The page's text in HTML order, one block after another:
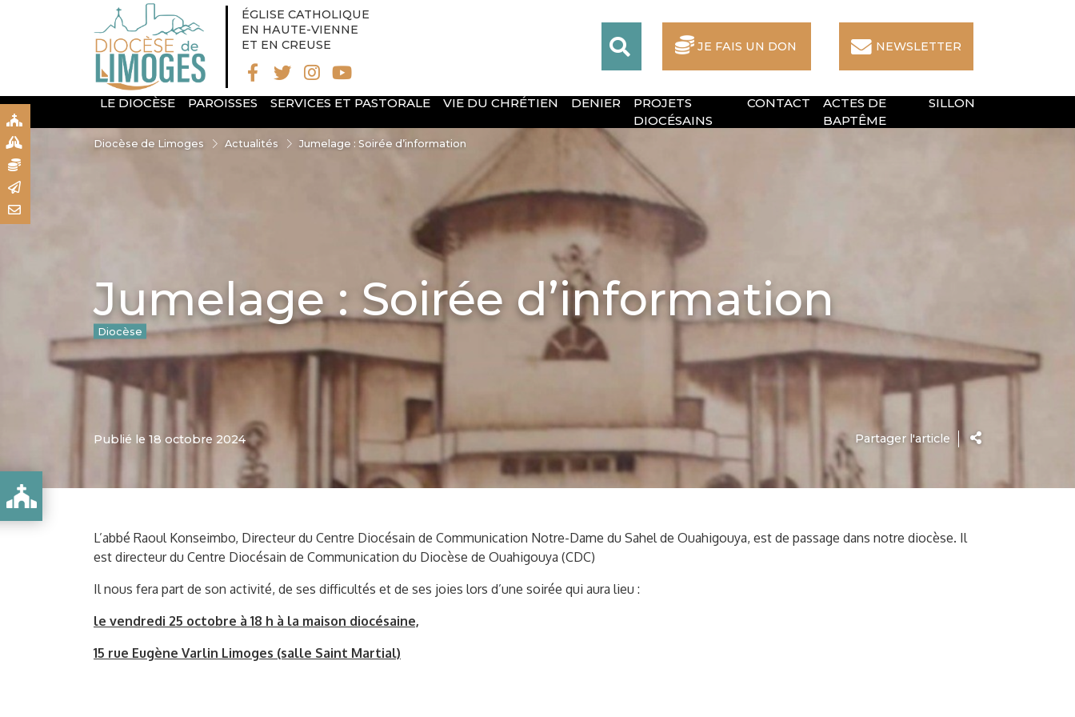
ÉGLISE CATHOLIQUE
EN HAUTE-VIENNE
ET EN CREUSE
JE FAIS UN DON NEWSLETTER
LE DIOCÈSE PAROISSES SERVICES ET PASTORALE VIE DU CHRÉTIEN DENIER
PROJETS
DIOCÉSAINS
CONTACT
ACTES DE
BAPTÊME
SILLON
Diocèse de Limoges Actualités Jumelage : Soirée d’information
Jumelage : Soirée d’information
Diocèse
Partager l'article
Publié le 18 octobre 2024
L’abbé Raoul Konseimbo, Directeur du Centre Diocésain de Communication Notre-Dame du Sahel de Ouahigouya, est de passage dans notre diocèse. Il
est directeur du Centre Diocésain de Communication du Diocèse de Ouahigouya (CDC)
Il nous fera part de son activité, de ses difficultés et de ses joies lors d’une soirée qui aura lieu :
le vendredi 25 octobre à 18 h à la maison diocésaine,
15 rue Eugène Varlin Limoges (salle Saint Martial)